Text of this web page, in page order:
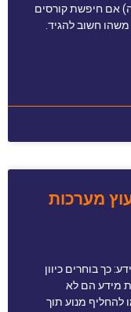
אם חיפשת קורסים
חשוב להגיד.
מערכות
כך בוחרים כיוון
מידע הם לא
להחליף מנוע תוך